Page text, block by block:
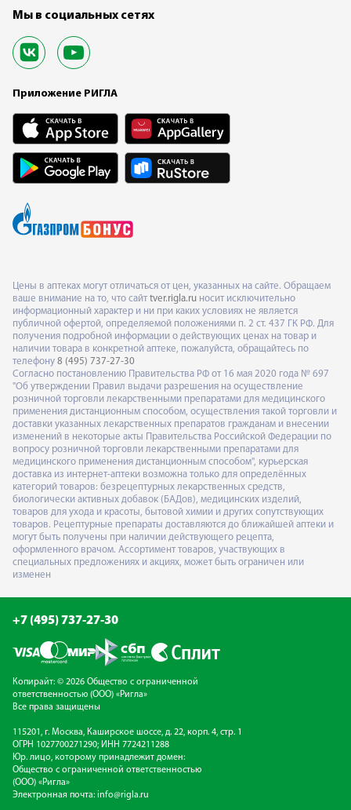
Мы в социальных сетях
Приложение РИГЛА
Цены в аптеках могут отличаться от цен, указанных на сайте. Обращаем
ваше внимание на то, что сайт tver.rigla.ru носит исключительно
информационный характер и ни при каких условиях не является
публичной офертой, определяемой положениями п. 2 ст. 437 ГК РФ. Для
получения подробной информации о действующих ценах на товар и
наличии товара в конкретной аптеке, пожалуйста, обращайтесь по
телефону 8 (495) 737-27-30
Согласно постановлению Правительства РФ от 16 мая 2020 года № 697
"Об утверждении Правил выдачи разрешения на осуществление
розничной торговли лекарственными препаратами для медицинского
применения дистанционным способом, осуществления такой торговли и
доставки указанных лекарственных препаратов гражданам и внесении
изменений в некоторые акты Правительства Российской Федерации по
вопросу розничной торговли лекарственными препаратами для
медицинского применения дистанционным способом", курьерская
доставка из интернет-аптеки возможна только для определённых
категорий товаров: безрецептурных лекарственных средств,
биологически активных добавок (БАДов), медицинских изделий,
товаров для ухода и красоты, бытовой химии и других сопутствующих
товаров. Рецептурные препараты доставляются до ближайшей аптеки и
могут быть получены при наличии действующего рецепта,
оформленного врачом. Ассортимент товаров, участвующих в
специальных предложениях и акциях, может быть ограничен или
изменен
+7 (495) 737-27-30
Копирайт: © 2026 Общество с ограниченной
ответственностью (ООО) «Ригла»
Все права защищены
115201, г. Москва, Каширское шоссе, д. 22, корп. 4, стр. 1
ОГРН 1027700271290; ИНН 7724211288
Юр. лицо, которому принадлежит домен:
Общество с ограниченной ответственностью
(ООО) «Ригла»
Электронная почта: info@rigla.ru